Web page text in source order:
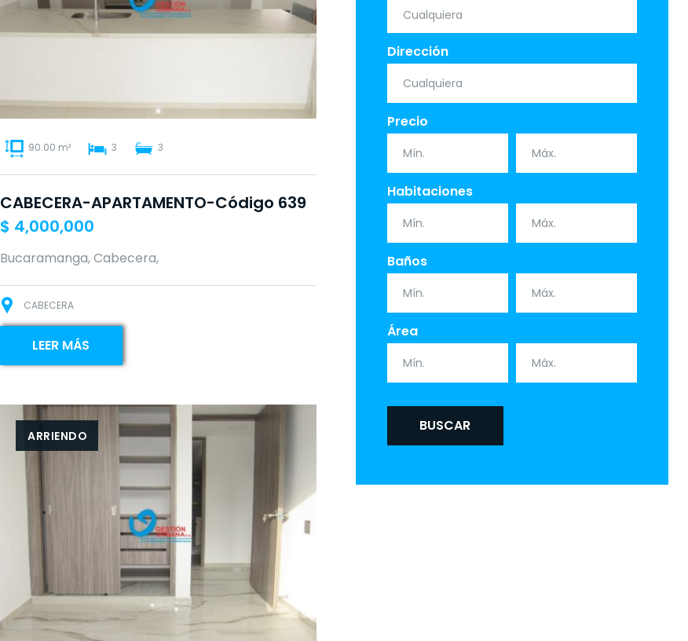
90.00 m² 3 3
CABECERA-APARTAMENTO-Código 639
$ 4,000,000
Bucaramanga, Cabecera,
CABECERA
LEER MÁS
ARRIENDO
Dirección
Precio
Habitaciones
Baños
Área
BUSCAR